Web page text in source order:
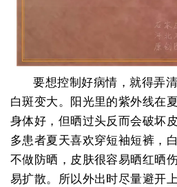
要想控制好病情，就得弄
白斑变大。阳光里的紫外线在
身体好，但晒过头反而会破坏
多患者夏天喜欢穿短袖短裤，
不做防晒，皮肤很容易晒红晒
易扩散。所以外出时尽量避开